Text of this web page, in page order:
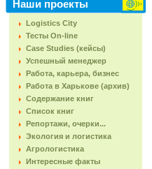
Наши проекты
Logistics City
Тесты On-line
Case Studies (кейсы)
Успешный менеджер
Работа, карьера, бизнес
Работа в Харькове (архив)
Содержание книг
Список книг
Репортажи, очерки...
Экология и логистика
Агрологистика
Интересные факты